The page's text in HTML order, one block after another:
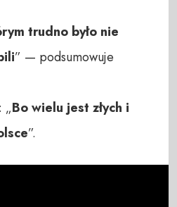
trudno było nie
” — podsumowuje
„Bo wielu jest złych i
”.